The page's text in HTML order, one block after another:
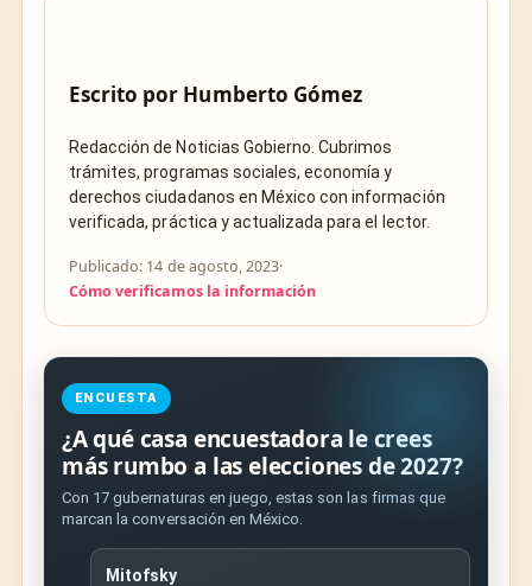
Escrito por Humberto Gómez
Redacción de Noticias Gobierno. Cubrimos
trámites, programas sociales, economía y
derechos ciudadanos en México con información
verificada, práctica y actualizada para el lector.
Publicado: 14 de agosto, 2023·
Cómo verificamos la información
ENCUESTA
¿A qué casa encuestadora le crees
más rumbo a las elecciones de 2027?
Con 17 gubernaturas en juego, estas son las firmas que
marcan la conversación en México.
Mitofsky